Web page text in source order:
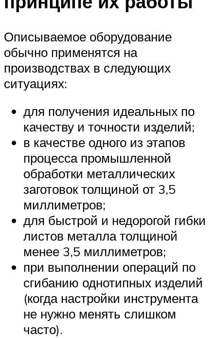
Описываемое оборудование
обычно применятся на
производствах в следующих
ситуациях:
для получения идеальных по
качеству и точности изделий;
в качестве одного из этапов
процесса промышленной
обработки металлических
заготовок толщиной от 3,5
миллиметров;
для быстрой и недорогой гибки
листов металла толщиной
менее 3,5 миллиметров;
при выполнении операций по
сгибанию однотипных изделий
(когда настройки инструмента
не нужно менять слишком
часто).